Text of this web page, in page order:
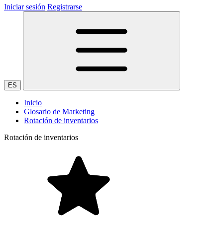
Iniciar sesión Registrarse
ES
Inicio
Glosario de Marketing
Rotación de inventarios
Rotación de inventarios